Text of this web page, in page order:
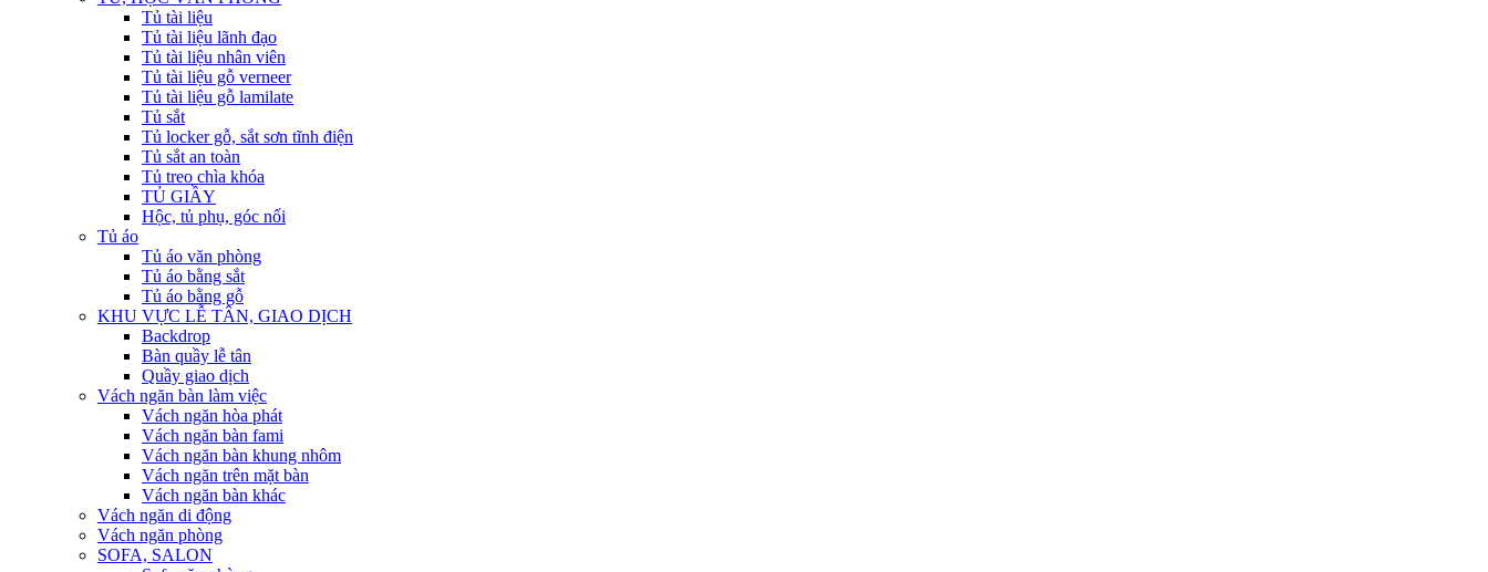
Tủ tài liệu
Tủ tài liệu lãnh đạo
Tủ tài liệu nhân viên
Tủ tài liệu gỗ verneer
Tủ tài liệu gỗ lamilate
Tủ sắt
Tủ locker gỗ, sắt sơn tĩnh điện
Tủ sắt an toàn
Tủ treo chìa khóa
TỦ GIẦY
Hộc, tủ phụ, góc nối
Tủ áo
Tủ áo văn phòng
Tủ áo bằng sắt
Tủ áo bằng gỗ
KHU VỰC LỄ TÂN, GIAO DỊCH
Backdrop
Bàn quầy lễ tân
Quầy giao dịch
Vách ngăn bàn làm việc
Vách ngăn hòa phát
Vách ngăn bàn fami
Vách ngăn bàn khung nhôm
Vách ngăn trên mặt bàn
Vách ngăn bàn khác
Vách ngăn di động
Vách ngăn phòng
SOFA, SALON